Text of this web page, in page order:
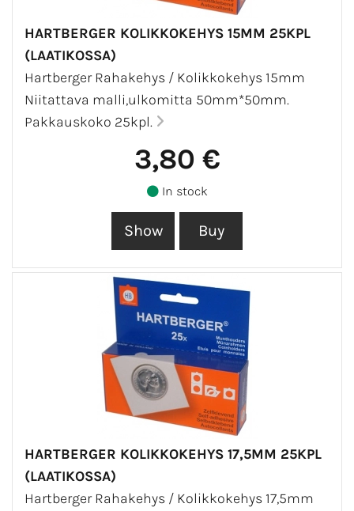
HARTBERGER KOLIKKOKEHYS 15MM 25KPL
(LAATIKOSSA)
Hartberger Rahakehys / Kolikkokehys 15mm
Niitattava malli,ulkomitta 50mm*50mm.
Pakkauskoko 25kpl.
3,80 €
In stock
HARTBERGER KOLIKKOKEHYS 17,5MM 25KPL
(LAATIKOSSA)
Hartberger Rahakehys / Kolikkokehys 17,5mm